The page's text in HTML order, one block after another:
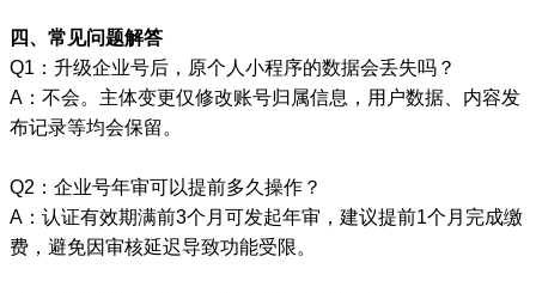
四、常见问题解答
Q1：升级企业号后，原个人小程序的数据会丢失吗？
A：不会。主体变更仅修改账号归属信息，用户数据、内容发
布记录等均会保留。
Q2：企业号年审可以提前多久操作？
A：认证有效期满前3个月可发起年审，建议提前1个月完成缴
费，避免因审核延迟导致功能受限。